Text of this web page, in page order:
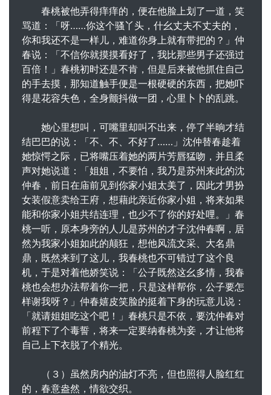
春桃被他弄得痒痒的，便在他脸上划了一道，笑
骂道：「呀……你这个骚丫头，什幺丈夫不丈夫的，
你和我还不是一样儿，难道你身上就有带把的？」仲
春说：「不信你就摸摸看好了，我比那些男子还强过
百倍！」春桃初时还是不肯，但是后来被他抓住自己
的手去摸，那知道触手便是一根硬硬的东西，把她吓
得是花容失色，全身颤抖做一团，心里卜卜的乱跳。
她心里想叫，可嘴里却叫不出来，停了半晌才结
结巴巴的说：「不、不、不好了……」沈仲替春趁着
她惊愕之际，已将嘴压着她的两片芳唇猛吻，并且柔
声对她说道：「姐姐，不要怕，我乃是苏州来此的沈
仲春，前日在庙前见到你家小姐太美了，因此才男扮
女装假意卖给王府，想藉此亲近你家小姐，将来如果
能和你家小姐共结连理，也少不了你的好处哩。」春
桃一听，原本身旁的人儿是苏州的才子沈仲春啊，居
然为我家小姐如此的颠狂，想他风流文采、大名鼎
鼎，既然来到了这儿，我春桃也不可错过了这个良
机，于是对着他娇笑说：「公子既然这幺多情，我春
桃也会想办法帮着你一把，只是这样帮你，公子要怎
样谢我呀？」仲春嬉皮笑脸的挺着下身的玩意儿说：
「就请姐姐吃这个吧！」春桃只是不依，要沈仲春对
前程下了个毒誓，将来一定要纳春桃为妾，才让他将
自己上下衣脱了个精光。
（３）虽然房内的油灯不亮，但也照得人脸红红
的，春意盎然，情欲交织。